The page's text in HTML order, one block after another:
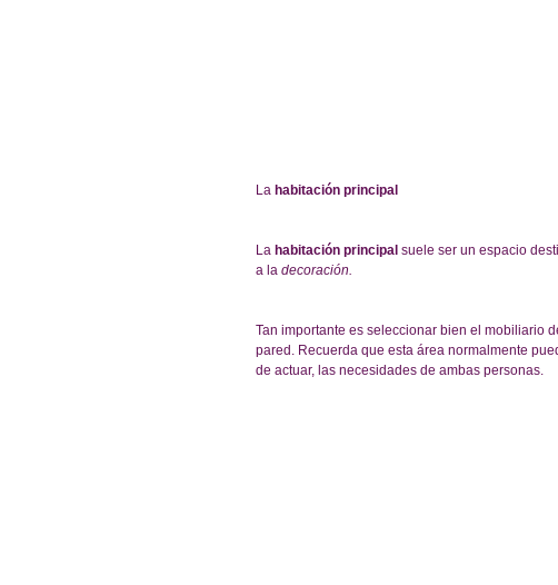
La habitación principal
La habitación principal suele ser un espacio
a la decoración.
Tan importante es seleccionar bien el mobiliario
pared. Recuerda que esta área normalmente
de actuar, las necesidades de ambas personas.